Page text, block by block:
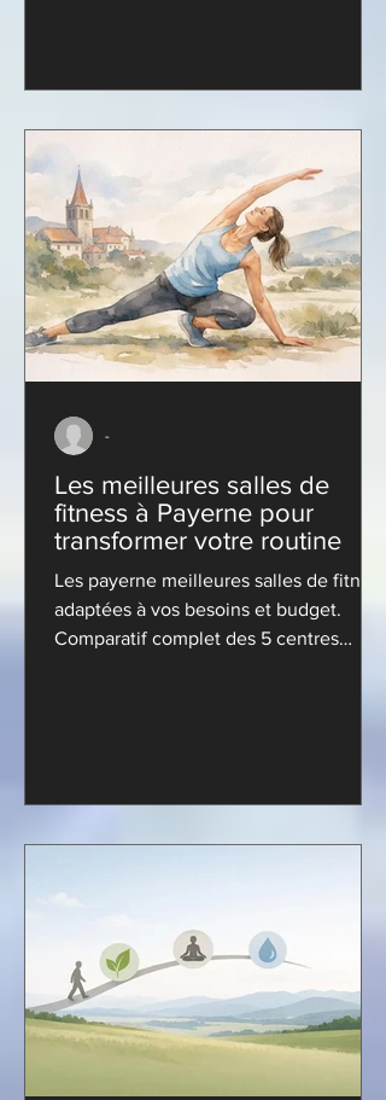
Les meilleures salles de
fitness à Payerne pour
transformer votre routine
Les payerne meilleures salles de fitness
adaptées à vos besoins et budget.
Comparatif complet des 5 centres
-